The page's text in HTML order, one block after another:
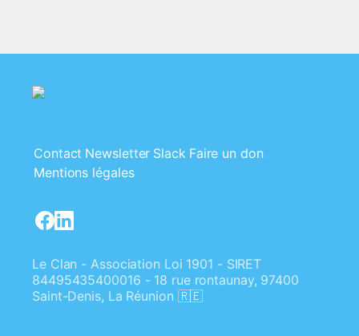
Contact Newsletter Slack Faire un don
Mentions légales
Le Clan - Association Loi 1901 - SIRET
84495435400016 - 18 rue rontaunay, 97400
Saint-Denis, La Réunion 🇷🇪